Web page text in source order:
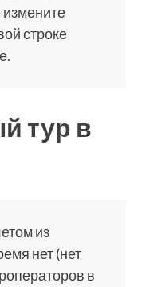
измените
строке
тур в
из
нет (нет
в